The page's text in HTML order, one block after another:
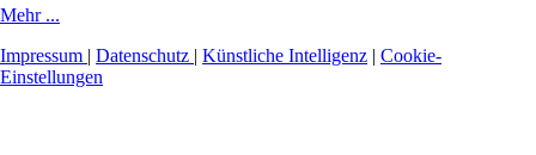
Mehr ...
Impressum | Datenschutz | Künstliche Intelligenz | Cookie-
Einstellungen